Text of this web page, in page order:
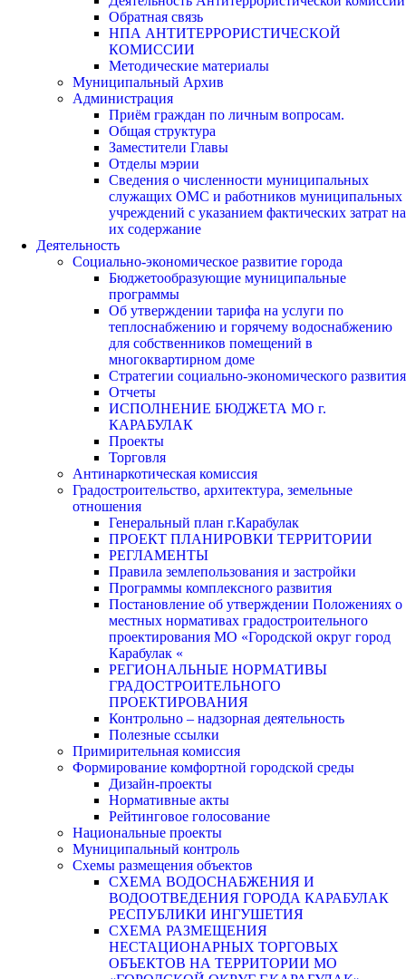
Обратная связь
НПА АНТИТЕРРОРИСТИЧЕСКОЙ
КОМИССИИ
Методические материалы
Муниципальный Архив
Администрация
Приём граждан по личным вопросам.
Общая структура
Заместители Главы
Отделы мэрии
Сведения о численности муниципальных
служащих ОМС и работников муниципальных
учреждений с указанием фактических затрат на
их содержание
Деятельность
Социально-экономическое развитие города
Бюджетообразующие муниципальные
программы
Об утверждении тарифа на услуги по
теплоснабжению и горячему водоснабжению
для собственников помещений в
многоквартирном доме
Стратегии социально-экономического развития
Отчеты
ИСПОЛНЕНИЕ БЮДЖЕТА МО г.
КАРАБУЛАК
Проекты
Торговля
Антинаркотическая комиссия
Градостроительство, архитектура, земельные
отношения
Генеральный план г.Карабулак
ПРОЕКТ ПЛАНИРОВКИ ТЕРРИТОРИИ
РЕГЛАМЕНТЫ
Правила землепользования и застройки
Программы комплексного развития
Постановление об утверждении Положениях о
местных нормативах градостроительного
проектирования МО «Городской округ город
Карабулак «
РЕГИОНАЛЬНЫЕ НОРМАТИВЫ
ГРАДОСТРОИТЕЛЬНОГО
ПРОЕКТИРОВАНИЯ
Контрольно – надзорная деятельность
Полезные ссылки
Примирительная комиссия
Формирование комфортной городской среды
Дизайн-проекты
Нормативные акты
Рейтинговое голосование
Национальные проекты
Муниципальный контроль
Схемы размещения объектов
СХЕМА ВОДОСНАБЖЕНИЯ И
ВОДООТВЕДЕНИЯ ГОРОДА КАРАБУЛАК
РЕСПУБЛИКИ ИНГУШЕТИЯ
СХЕМА РАЗМЕЩЕНИЯ
НЕСТАЦИОНАРНЫХ ТОРГОВЫХ
ОБЪЕКТОВ НА ТЕРРИТОРИИ МО